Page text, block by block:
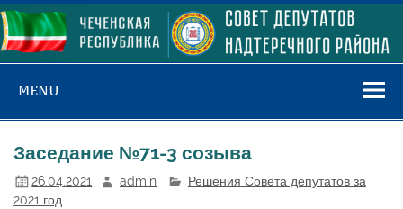
Skip
to
content
MENU
Заседание №71-3 созыва
26.04.2021 admin
Решения Совета депутатов за
2021 год